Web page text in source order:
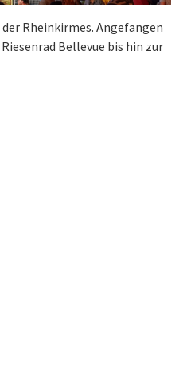
Rheinkirmes. Angefangen
Bellevue bis hin zur